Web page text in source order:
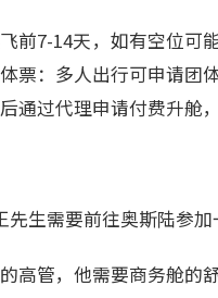
前7-14天，如有空位可
票：多人出行可申请团
通过代理申请付费升舱
生需要前往奥斯陆参加
高管，他需要商务舱的